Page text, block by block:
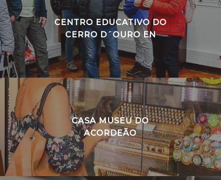
CENTRO EDUCATIVO DO
CERRO D´OURO EN
CASA MUSEU DO
ACORDEÃO